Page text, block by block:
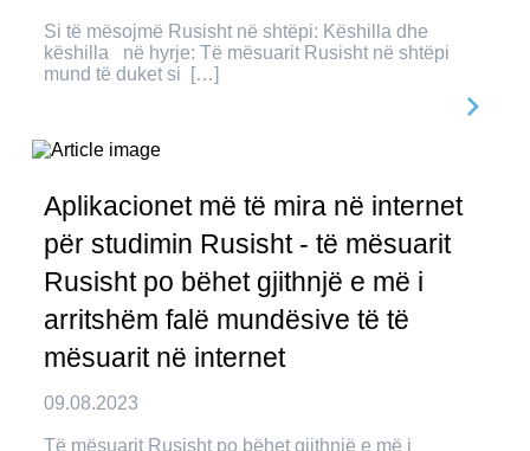
Si të mësojmë Rusisht në shtëpi: Këshilla dhe
këshilla në hyrje: Të mësuarit Rusisht në shtëpi
mund të duket si […]
Aplikacionet më të mira në internet
për studimin Rusisht - të mësuarit
Rusisht po bëhet gjithnjë e më i
arritshëm falë mundësive të të
mësuarit në internet
09.08.2023
Të mësuarit Rusisht po bëhet gjithnjë e më i